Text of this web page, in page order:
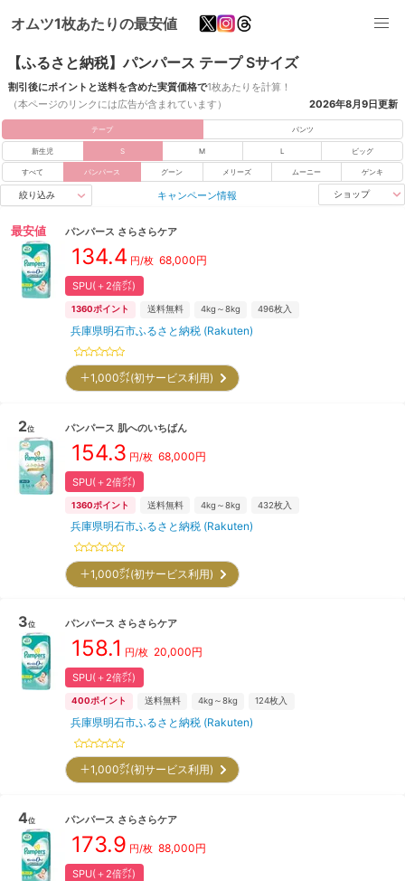
オムツ1枚あたりの最安値
【ふるさと納税】パンパース テープ Sサイズ
割引後にポイントと送料を含めた実質価格で1枚あたりを計算！
（本ページのリンクには広告が含まれています）
2026年8月9日更新
テープ パンツ
新生児 S M L ビッグ
すべて パンパース グーン メリーズ ムーニー ゲンキ
絞り込み キャンペーン情報 ショップ
最安値 パンパース さらさらケア
134.4 円/枚 68,000円
SPU(＋2倍㌽)
1360ポイント 送料無料 4kg～8kg 496枚入
兵庫県明石市ふるさと納税 (Rakuten)
＋1,000㌽(初サービス利用)
2位 パンパース 肌へのいちばん
154.3 円/枚 68,000円
SPU(＋2倍㌽)
1360ポイント 送料無料 4kg～8kg 432枚入
兵庫県明石市ふるさと納税 (Rakuten)
＋1,000㌽(初サービス利用)
3位 パンパース さらさらケア
158.1 円/枚 20,000円
SPU(＋2倍㌽)
400ポイント 送料無料 4kg～8kg 124枚入
兵庫県明石市ふるさと納税 (Rakuten)
＋1,000㌽(初サービス利用)
4位 パンパース さらさらケア
173.9 円/枚 88,000円
SPU(＋2倍㌽)